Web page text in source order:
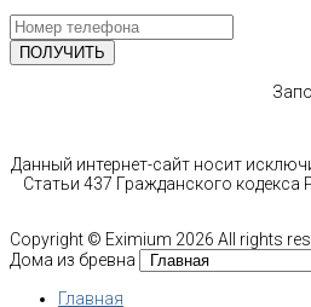
Данный интернет-сайт носит
Статьи 437 Гражданского
Copyright © Eximium 2026 All rights
Дома из бревна
Главная